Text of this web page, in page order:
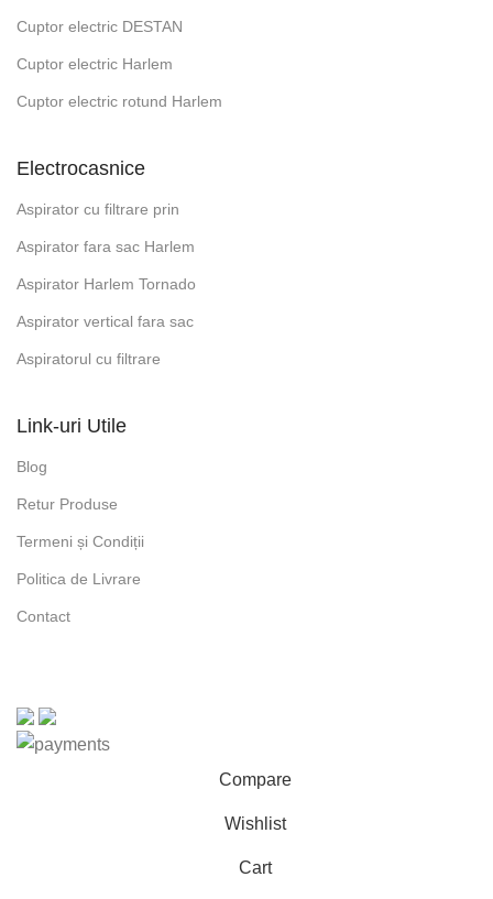
Cuptor electric DESTAN
Cuptor electric Harlem
Cuptor electric rotund Harlem
Electrocasnice
Aspirator cu filtrare prin
Aspirator fara sac Harlem
Aspirator Harlem Tornado
Aspirator vertical fara sac
Aspiratorul cu filtrare
Link-uri Utile
Blog
Retur Produse
Termeni și Condiții
Politica de Livrare
Contact
Compare
Wishlist
Cart